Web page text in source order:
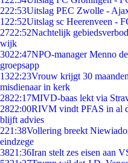
222:53Uitslag PEC Zwolle -
1 22:52Uitslag sc Heerenveen -
2722:52Nachtelijk
wijk
3022:47NPO-manager Menno
groepsapp
1322:23Vrouw krijgt 30
misdienaar in kerk
2822:17MIVD-baas lekt via
2822:00RIVM vindt PFAS in al
blijft advies
221:38Vollering breekt
eindzege
3821:36Iran stelt zes eisen aan